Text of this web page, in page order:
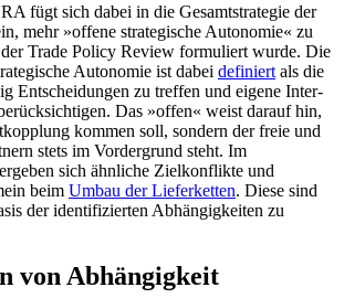
fügt sich dabei in die Gesamtstrategie der
mehr »offene strategische Autonomie« zu
Trade Policy Review formuliert wurde. Die
Autonomie ist dabei definiert als die
Ent­scheidungen zu treffen und eigene Inter­
Das »offen« weist darauf hin,
kommen soll, sondern der freie und
stets im Vordergrund steht. Im
sich ähnliche Zielkonflikte und
beim Umbau der Lieferketten. Diese sind
der identifizierten Abhängigkeiten zu
von Abhängigkeit